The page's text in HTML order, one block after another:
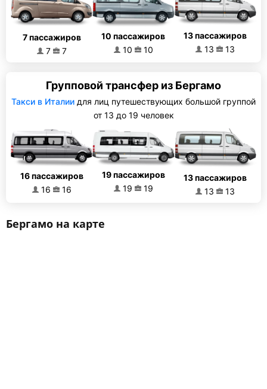
7 пассажиров
7
7
10 пассажиров
10
10
13 пассажиров
13
13
Групповой трансфер из Бергамо
Такси в Италии для лиц путешествующих большой группой
от 13 до 19 человек
16 пассажиров
16
16
19 пассажиров
19
19
13 пассажиров
13
13
Бергамо на карте